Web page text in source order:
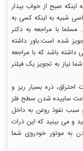
صبح از خواب بیدار
شبیه به اینکه کسی به
با مراجعه به دکتر
شده است.باور داشته
باشد که با مراجعه
نیاز به تجویز یک فیلتر
ذره بسیار ریز و
ساییده شدن سطح فلز
سبب نفوذ روغن به داخل
و می بینید که این ذرات
به موتور خودروی شما